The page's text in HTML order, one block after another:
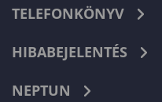
TELEFONKÖNYV
HIBABEJELENTÉS
NEPTUN